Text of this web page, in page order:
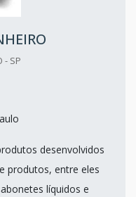
- SP
desenvolvidos
produtos, entre eles
líquidos e